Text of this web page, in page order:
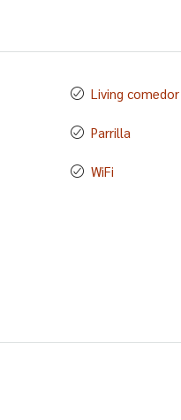
Living comedor
Parrilla
WiFi